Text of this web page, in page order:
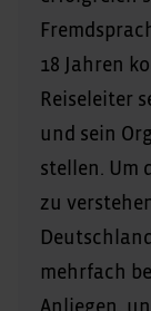
18 Jahren
Reiseleiter
und sein
stellen. Um
zu
mehrfach